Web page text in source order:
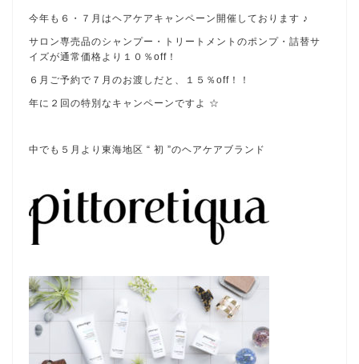
今年も６・７月はヘアケアキャンペーン開催しております ♪
サロン専売品のシャンプー・トリートメントのポンプ・詰替サ
イズが通常価格より１０％off！
６月ご予約で７月のお渡しだと、１５％off！！
年に２回の特別なキャンペーンですよ ☆
中でも５月より東海地区 “ 初 ”のヘアケアブランド